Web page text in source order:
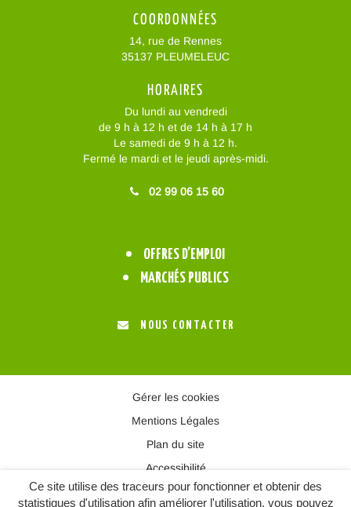
Ce site utilise des traceurs pour fonctionner et obtenir des
statistiques d'utilisation afin améliorer l'utilisation, vous pouvez
COORDONNÉES
14, rue de Rennes
35137 PLEUMELEUC
HORAIRES
Du lundi au vendredi
de 9 h à 12 h et de 14 h à 17 h
Le samedi de 9 h à 12 h.
Fermé le mardi et le jeudi après-midi.
02 99 06 15 60
OFFRES D’EMPLOI
MARCHÉS PUBLICS
NOUS CONTACTER
Gérer les cookies
Mentions Légales
Plan du site
Accessibilité